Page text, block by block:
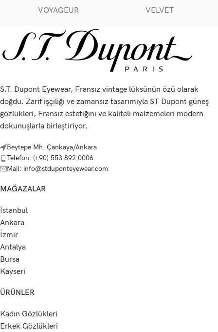
VOYAGEUR VELVET
S.T. Dupont Eyewear, Fransız vintage lüksünün özü olarak
doğdu. Zarif işçiliği ve zamansız tasarımıyla ST Dupont güneş
gözlükleri, Fransız estetiğini ve kaliteli malzemeleri modern
dokunuşlarla birleştiriyor.
Beytepe Mh. Çankaya/Ankara
Telefon: (+90) 553 892 0006
Mail: info@stduponteyewear.com
MAĞAZALAR
İstanbul
Ankara
İzmir
Antalya
Bursa
Kayseri
ÜRÜNLER
Kadın Gözlükleri
Erkek Gözlükleri